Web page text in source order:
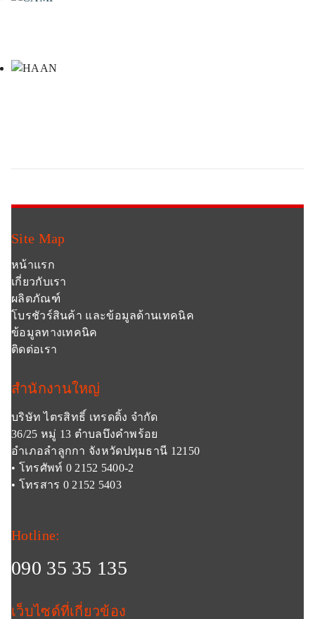
Site Map
หน้าแรก
เกี่ยวกับเรา
ผลิตภัณฑ์
โบรชัวร์สินค้า และข้อมูลด้านเทคนิค
ข้อมูลทางเทคนิค
ติดต่อเรา
สำนักงานใหญ่
บริษัท ไตรสิทธิ์ เทรดดิ้ง จำกัด
36/25 หมู่ 13 ตำบลบึงคำพร้อย
อำเภอลำลูกกา จังหวัดปทุมธานี 12150
• โทรศัพท์ 0 2152 5400-2
• โทรสาร 0 2152 5403
Hotline:
090 35 35 135
เว็บไซด์ที่เกี่ยวข้อง